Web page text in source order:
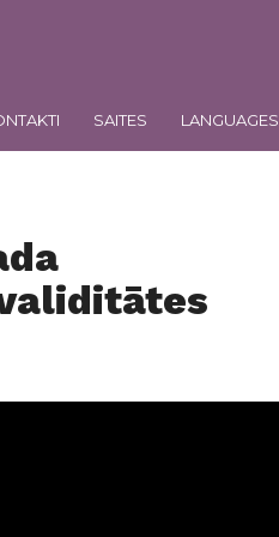
SAITES LANGUAGES